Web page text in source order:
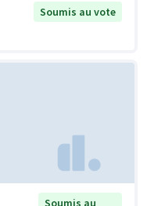
Soumis au vote
Soumis au